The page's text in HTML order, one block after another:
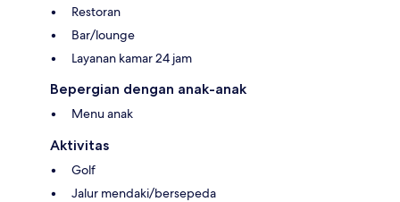
Restoran
Bar/lounge
Layanan kamar 24 jam
Bepergian dengan anak-anak
Menu anak
Aktivitas
Golf
Jalur mendaki/bersepeda